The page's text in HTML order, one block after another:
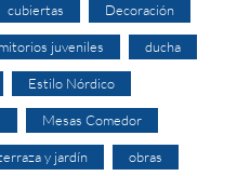
cubiertas Decoración
juveniles ducha
Estilo Nórdico
Mesas Comedor
y jardín obras